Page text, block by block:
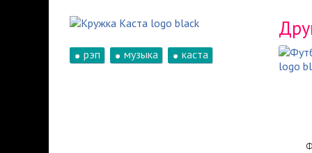
рэп музыка каста